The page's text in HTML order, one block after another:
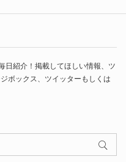
日紹介！掲載してほしい情報、ツ
ボックス、ツイッターもしくは